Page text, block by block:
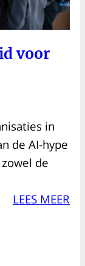
voor
in
de AI-hype
de
LEES MEER